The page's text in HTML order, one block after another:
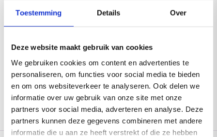
Toestemming Details Over
Deze website maakt gebruik van cookies
We gebruiken cookies om content en advertenties te
personaliseren, om functies voor social media te bieden
en om ons websiteverkeer te analyseren. Ook delen we
informatie over uw gebruik van onze site met onze
partners voor social media, adverteren en analyse. Deze
partners kunnen deze gegevens combineren met andere
informatie die u aan ze heeft verstrekt of die ze hebben
coeo
Please
leave
field
empty.